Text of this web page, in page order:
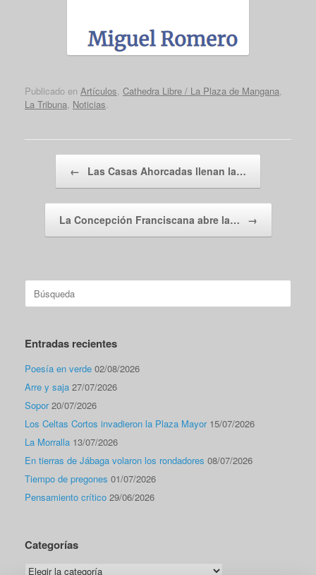
Publicado en Artículos Cathedra Libre / La Plaza de Mangana
La Tribuna Noticias
← Las Casas Ahorcadas llenan la…
La Concepción Franciscana abre la… →
Buscar:
Entradas recientes
Poesía en verde 02/08/2026
Arre y saja 27/07/2026
Sopor 20/07/2026
Los Celtas Cortos invadieron la Plaza Mayor 15/07/2026
La Morralla 13/07/2026
En tierras de Jábaga volaron los rondadores 08/07/2026
Tiempo de pregones 01/07/2026
Pensamiento crítico 29/06/2026
Categorías
Categorías